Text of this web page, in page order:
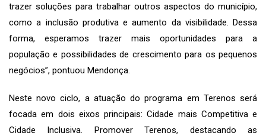
trazer soluções para trabalhar outros aspectos do município,
como a inclusão produtiva e aumento da visibilidade. Dessa
forma, esperamos trazer mais oportunidades para a
população e possibilidades de crescimento para os pequenos
negócios”, pontuou Mendonça.
Neste novo ciclo, a atuação do programa em Terenos será
focada em dois eixos principais: Cidade mais Competitiva e
Cidade Inclusiva. Promover Terenos, destacando as